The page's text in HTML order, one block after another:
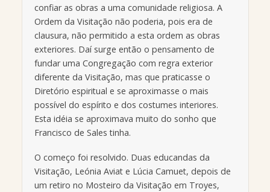
confiar as obras a uma comunidade religiosa. A
Ordem da Visitação não poderia, pois era de
clausura, não permitido a esta ordem as obras
exteriores. Daí surge então o pensamento de
fundar uma Congregação com regra exterior
diferente da Visitação, mas que praticasse o
Diretório espiritual e se aproximasse o mais
possível do espírito e dos costumes interiores.
Esta idéia se aproximava muito do sonho que
Francisco de Sales tinha.
O começo foi resolvido. Duas educandas da
Visitação, Leónia Aviat e Lúcia Camuet, depois de
um retiro no Mosteiro da Visitação em Troyes,